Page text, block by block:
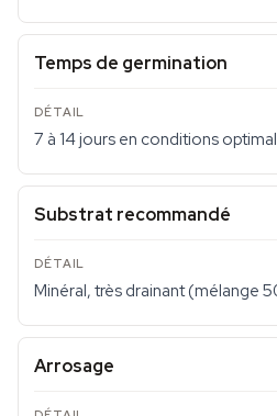
Temps de germination
7 à 14 jours en conditions
Substrat recommandé
Minéral, très drainant (mélange
Arrosage